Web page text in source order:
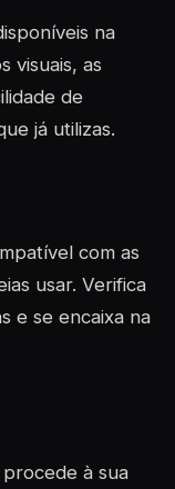
na
visuais, as
de
já utilizas.
com as
usar. Verifica
e se encaixa na
à sua